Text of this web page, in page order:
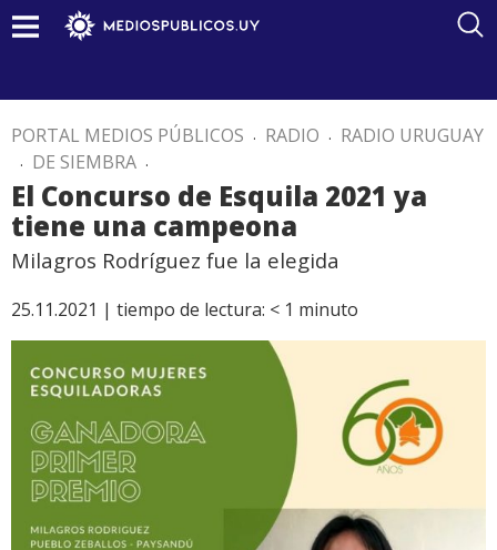
PORTAL MEDIOS PÚBLICOS . RADIO . RADIO URUGUAY
. DE SIEMBRA .
El Concurso de Esquila 2021 ya
tiene una campeona
Milagros Rodríguez fue la elegida
25.11.2021 | tiempo de lectura: < 1 minuto